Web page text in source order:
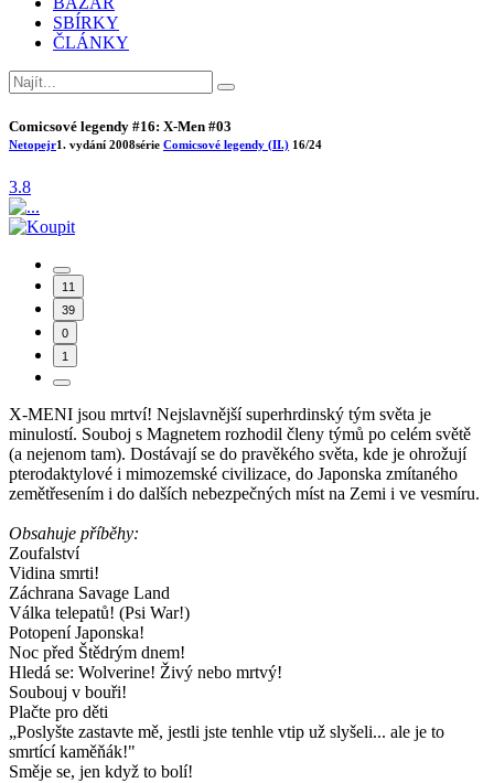
SBÍRKY
ČLÁNKY
Comicsové legendy #16: X-Men #03
Netopejr1. vydání 2008série Comicsové legendy (II.) 16/24
3.8
11
39
0
1
X-MENI jsou mrtví! Nejslavnější superhrdinský tým světa je
minulostí. Souboj s Magnetem rozhodil členy týmů po celém světě
(a nejenom tam). Dostávají se do pravěkého světa, kde je ohrožují
pterodaktylové i mimozemské civilizace, do Japonska zmítaného
zemětřesením i do dalších nebezpečných míst na Zemi i ve vesmíru.
Obsahuje příběhy:
Zoufalství
Vidina smrti!
Záchrana Savage Land
Válka telepatů! (Psi War!)
Potopení Japonska!
Noc před Štědrým dnem!
Hledá se: Wolverine! Živý nebo mrtvý!
Soubouj v bouři!
Plačte pro děti
„Poslyšte zastavte mě, jestli jste tenhle vtip už slyšeli... ale je to
smrtící kaměňák!"
Směje se, jen když to bolí!